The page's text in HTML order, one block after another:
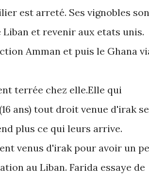
est arreté. Ses vignobles
et revenir aux etats unis.
Amman et puis le Ghana
terrée chez elle.Elle qui
ans) tout droit venue d'irak se
plus ce qui leurs arrive.
venus d'irak pour avoir un
au Liban. Farida essaye de